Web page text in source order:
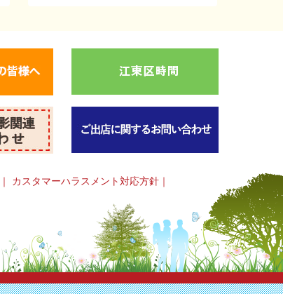
｜ カスタマーハラスメント対応方針 ｜